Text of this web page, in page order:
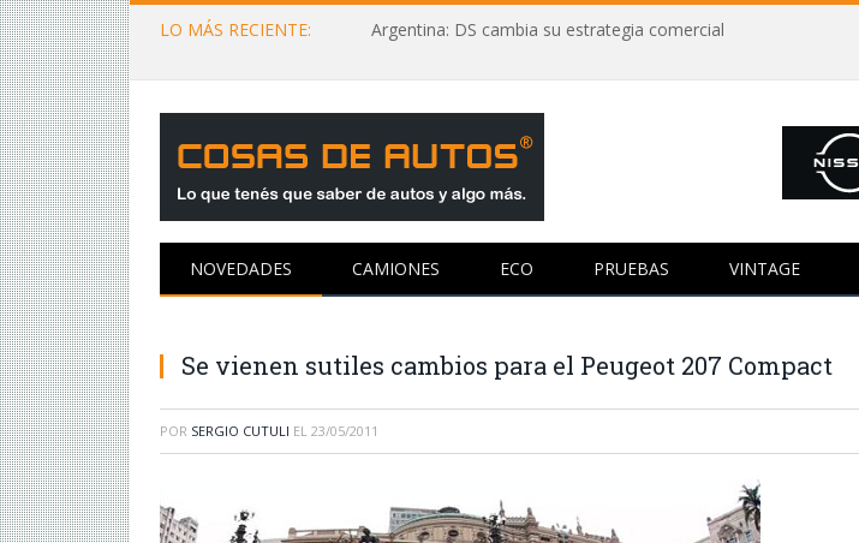
LO MÁS RECIENTE: Argentina: DS cambia su estrategia comercial
NOVEDADES CAMIONES ECO PRUEBAS VINTAGE
Se vienen sutiles cambios para el Peugeot 207 Compact
POR SERGIO CUTULI EL 23/05/2011